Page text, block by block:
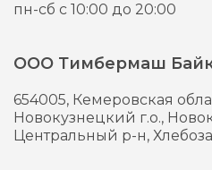
пн-сб с 10:00 до 20:00
ООО Тимбермаш
654005, Кемеровская
Новокузнецкий г.о.,
Центральный р-н,